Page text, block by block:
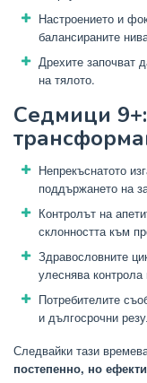
Настроението и
балансираните
Дрехите започват
на тялото.
Седмици
Непрекъснатото
поддържането на
Контролът на
склонността към
Здравословните
улеснява контрола
Потребителите
и дългосрочни
Следвайки тази
постепенно, но